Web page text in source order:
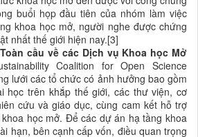
buổi họp đầu tiên của nhóm làm việc
khoa học mở, người nghe được chứng
nhất thế giới hiện nay.[3]
cầu về các Dịch vụ Khoa học Mở
Coalition for Open Science
lưới các tổ chức có ảnh hưởng bao gồm
học trên khắp thế giới, các thư viện, cơ
cứu và giáo dục, cùng cam kết hỗ trợ
học mở. Để các dự án hạ tầng khoa
hạn, bên cạnh cấp vốn, điều quan trọng